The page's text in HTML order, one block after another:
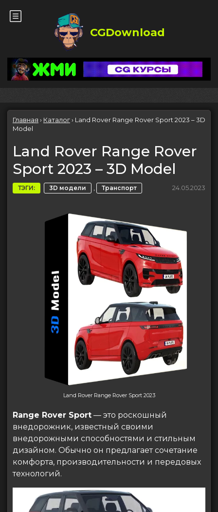
CGDownload
Главная › Каталог› Land Rover Range Rover Sport 2023 – 3D
Model
Land Rover Range Rover
Sport 2023 – 3D Model
ТЭГИ: 3D модели , Транспорт 24.05.2023
Land Rover Range Rover Sport 2023
Range Rover Sport — это роскошный
внедорожник, известный своими
внедорожными способностями и стильным
дизайном. Обычно он предлагает сочетание
комфорта, производительности и передовых
технологий.